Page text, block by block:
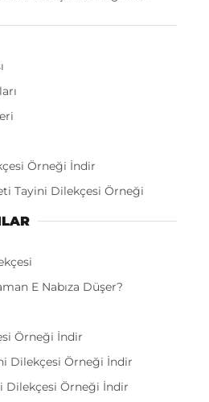
Örneği İndir
Tayini Dilekçesi Örneği
E Nabıza Düşer?
Örneği İndir
Dilekçesi Örneği İndir
Dilekçesi Örneği İndir